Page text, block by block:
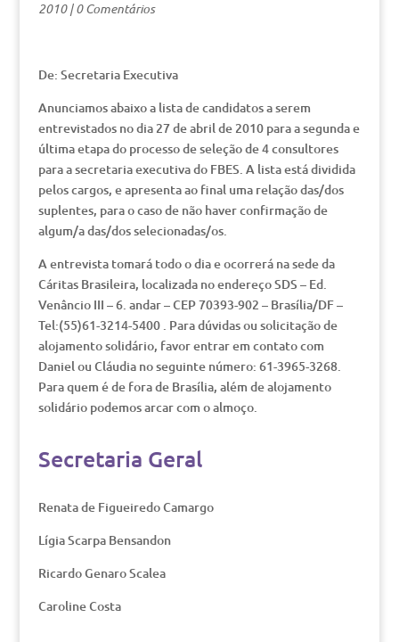
2010|0 Comentários
De: Secretaria Executiva
Anunciamos abaixo a lista de candidatos a serem
entrevistados no dia 27 de abril de 2010 para a segunda e
última etapa do processo de seleção de 4 consultores
para a secretaria executiva do FBES. A lista está dividida
pelos cargos, e apresenta ao final uma relação das/dos
suplentes, para o caso de não haver confirmação de
algum/a das/dos selecionadas/os.
A entrevista tomará todo o dia e ocorrerá na sede da
Cáritas Brasileira, localizada no endereço SDS – Ed.
Venâncio III – 6. andar – CEP 70393-902 – Brasília/DF –
Tel:(55)61-3214-5400 . Para dúvidas ou solicitação de
alojamento solidário, favor entrar em contato com
Daniel ou Cláudia no seguinte número: 61-3965-3268.
Para quem é de fora de Brasília, além de alojamento
solidário podemos arcar com o almoço.
Secretaria Geral
Renata de Figueiredo Camargo
Lígia Scarpa Bensandon
Ricardo Genaro Scalea
Caroline Costa